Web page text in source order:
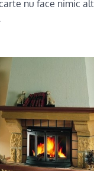
nu face nimic